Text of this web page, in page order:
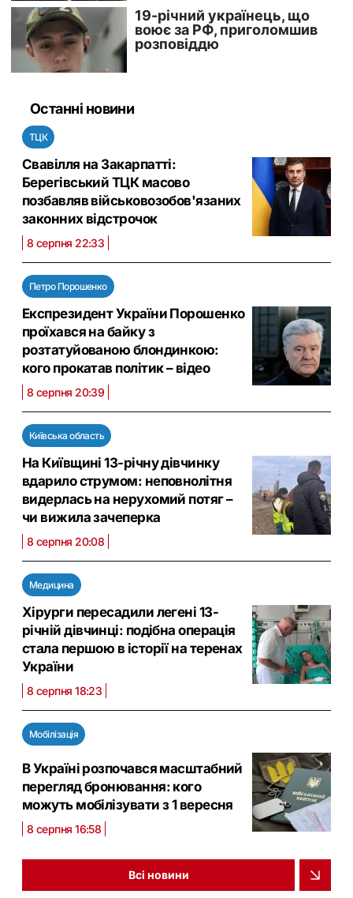
Останні новини
ТЦК
Свавілля на Закарпатті:
Берегівський ТЦК масово
позбавляв військовозобов'язаних
законних відстрочок
8 серпня 22:33
Петро Порошенко
Експрезидент України Порошенко
проїхався на байку з
розтатуйованою блондинкою:
кого прокатав політик – відео
8 серпня 20:39
Київська область
На Київщині 13-річну дівчинку
вдарило струмом: неповнолітня
видерлась на нерухомий потяг –
чи вижила зачеперка
8 серпня 20:08
Медицина
Хірурги пересадили легені 13-
річній дівчинці: подібна операція
стала першою в історії на теренах
України
8 серпня 18:23
Мобілізація
В Україні розпочався масштабний
перегляд бронювання: кого
можуть мобілізувати з 1 вересня
8 серпня 16:58
Всі новини